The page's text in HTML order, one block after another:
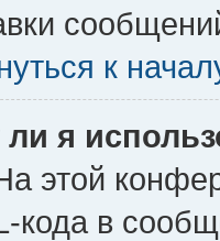
к
ли я
этой
кода в